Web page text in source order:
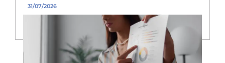
31/07/2026